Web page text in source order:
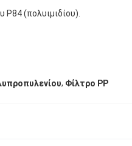
P84 (πολυιμιδίου).
, Φίλτρο PP